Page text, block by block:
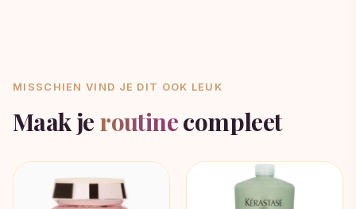
MISSCHIEN VIND JE DIT OOK LEUK
Maak je routinecompleet